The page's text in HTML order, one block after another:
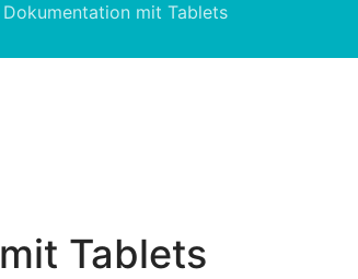
Dokumentation mit Tablets
Tablets